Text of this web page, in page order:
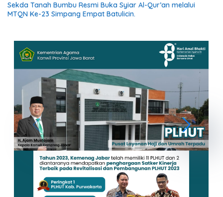
Sekda Tanah Bumbu Resmi Buka Syiar Al-Qur’an melalui
MTQN Ke-23 Simpang Empat Batulicin.